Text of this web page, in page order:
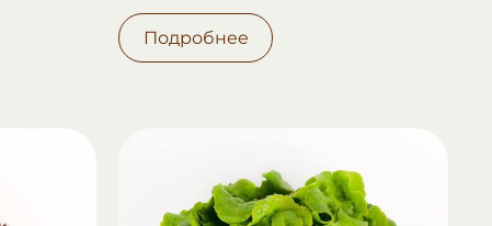
Подробнее